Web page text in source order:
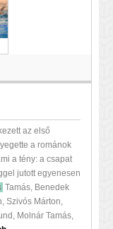
az első
a románok
a tény: a csapat
jutott egyenesen
Tamás, Benedek
Szivós Márton,
Molnár Tamás,